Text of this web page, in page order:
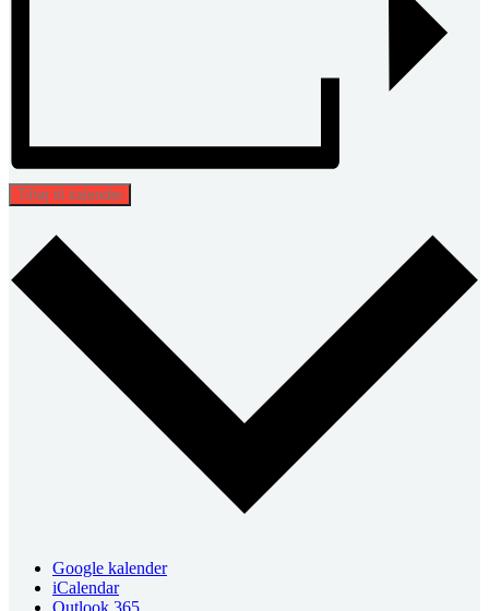
Tilføj til kalender
Google kalender
iCalendar
Outlook 365